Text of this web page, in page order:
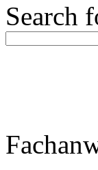
Search